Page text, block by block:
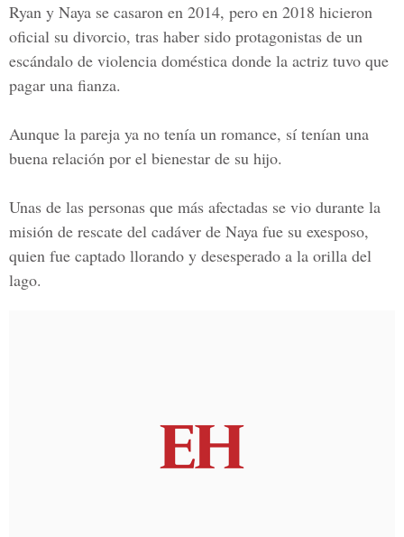
Ryan y Naya se casaron en 2014, pero en 2018 hicieron
oficial su divorcio, tras haber sido protagonistas de un
escándalo de violencia doméstica donde la actriz tuvo que
pagar una fianza.
Aunque la pareja ya no tenía un romance, sí tenían una
buena relación por el bienestar de su hijo.
Unas de las personas que más afectadas se vio durante la
misión de rescate del cadáver de Naya fue su exesposo,
quien fue captado llorando y desesperado a la orilla del
lago.